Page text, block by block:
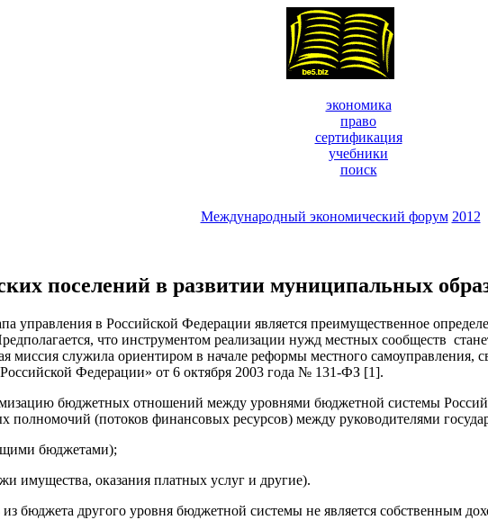
экономика
право
сертификация
учебники
поиск
Международный экономический форум 2012
поселений в развитии муниципальных
управления в Российской Федерации является преимущественное
что инструментом реализации нужд местных сообществ
миссия служила ориентиром в начале реформы местного
Российской Федерации» от 6 октября 2003 года № 131-ФЗ [1].
бюджетных отношений между уровнями бюджетной системы
полномочий (потоков финансовых ресурсов) между руководителями
бюджетами);
имущества, оказания платных услуг и другие).
бюджета другого уровня бюджетной системы не является собственным